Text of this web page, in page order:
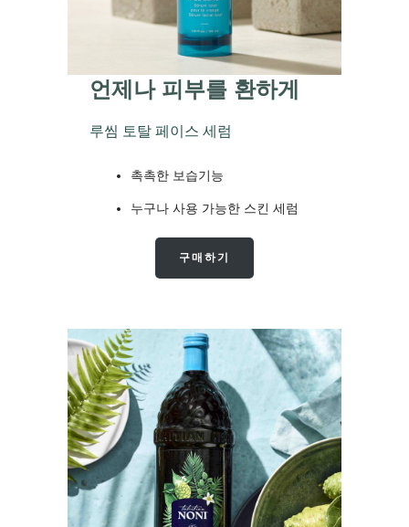
언제나 피부를 환하게
루씸 토탈 페이스 세럼
촉촉한 보습기능
누구나 사용 가능한 스킨 세럼
구매하기